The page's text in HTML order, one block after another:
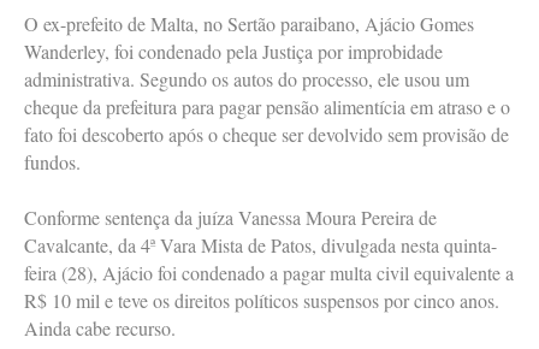
O ex-prefeito de Malta, no Sertão paraibano, Ajácio Gomes
Wanderley, foi condenado pela Justiça por improbidade
administrativa. Segundo os autos do processo, ele usou um
cheque da prefeitura para pagar pensão alimentícia em atraso e o
fato foi descoberto após o cheque ser devolvido sem provisão de
fundos.
Conforme sentença da juíza Vanessa Moura Pereira de
Cavalcante, da 4ª Vara Mista de Patos, divulgada nesta quinta-
feira (28), Ajácio foi condenado a pagar multa civil equivalente a
R$ 10 mil e teve os direitos políticos suspensos por cinco anos.
Ainda cabe recurso.